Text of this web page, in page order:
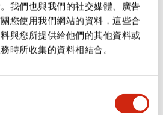
我們也與我們的社交媒體、廣告
您使用我們網站的資料，這些合
與您所提供給他們的其他資料或
時所收集的資料相結合。
顯示全部